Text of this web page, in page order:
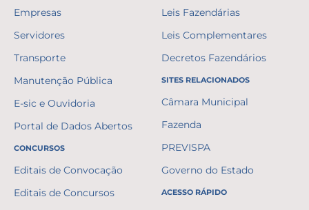
Empresas
Servidores
Transporte
Manutenção Pública
E-sic e Ouvidoria
Portal de Dados Abertos
CONCURSOS
Editais de Convocação
Editais de Concursos
Leis Fazendárias
Leis Complementares
Decretos Fazendários
SITES RELACIONADOS
Câmara Municipal
Fazenda
PREVISPA
Governo do Estado
ACESSO RÁPIDO